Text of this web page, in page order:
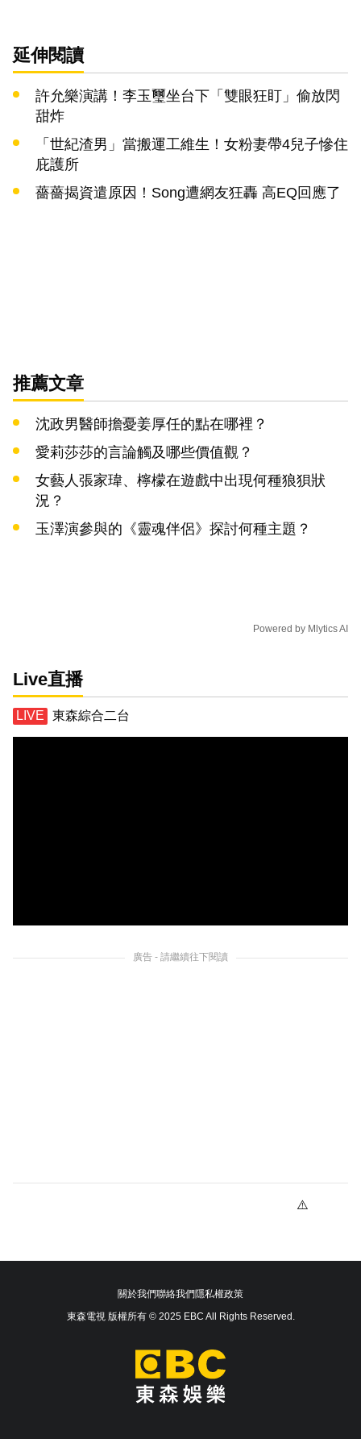
延伸閱讀
許允樂演講！李玉璽坐台下「雙眼狂盯」偷放閃
甜炸
「世紀渣男」當搬運工維生！女粉妻帶4兒子慘住
庇護所
薔薔揭資遣原因！Song遭網友狂轟 高EQ回應了
推薦文章
沈政男醫師擔憂姜厚任的點在哪裡？
愛莉莎莎的言論觸及哪些價值觀？
女藝人張家瑋、檸檬在遊戲中出現何種狼狽狀
況？
玉澤演參與的《靈魂伴侶》探討何種主題？
Powered by Mlytics AI
Live直播
東森綜合二台
廣告 - 請繼續往下閱讀
關於我們聯絡我們隱私權政策
東森電視 版權所有 © 2025 EBC All Rights Reserved.